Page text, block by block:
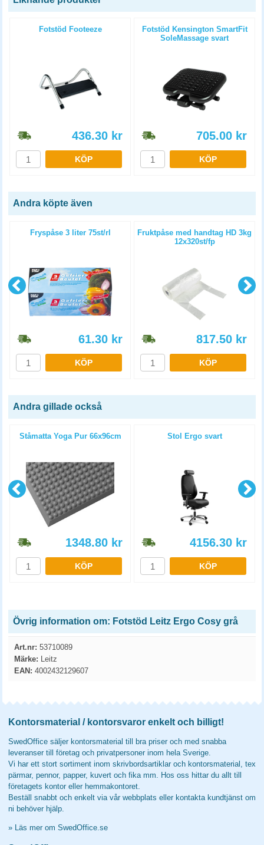
Fotstöd Footeeze
436.30 kr
KÖP
Fotstöd Kensington SmartFit
SoleMassage svart
705.00 kr
KÖP
Andra köpte även
Fryspåse 3 liter 75st/rl
61.30 kr
KÖP
Fruktpåse med handtag HD 3kg
12x320st/fp
817.50 kr
KÖP
Andra gillade också
Ståmatta Yoga Pur 66x96cm
1348.80 kr
KÖP
Stol Ergo svart
4156.30 kr
KÖP
Övrig information om: Fotstöd Leitz Ergo Cosy grå
Art.nr: 53710089
Märke: Leitz
EAN: 4002432129607
Kontorsmaterial / kontorsvaror enkelt och billigt!
SwedOffice säljer kontorsmaterial till bra priser och med snabba
leveranser till företag och privatpersoner inom hela Sverige.
Vi har ett stort sortiment inom skrivbordsartiklar och kontorsmaterial, tex
pärmar, pennor, papper, kuvert och fika mm. Hos oss hittar du allt till
företagets kontor eller hemmakontoret.
Beställ snabbt och enkelt via vår webbplats eller kontakta kundtjänst om
ni behöver hjälp.
» Läs mer om SwedOffice.se